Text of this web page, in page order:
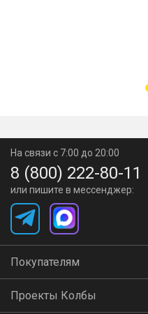
На связи с 7:00 до 20:00
8 (800) 222-80-11
или пишите в мессенджер:
Покупателям
Проекты Колбы